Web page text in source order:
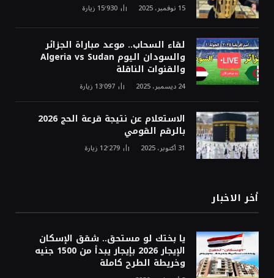
15 نوفمبر، 2025 15٬930 زيارة
لقاء السحاب.. موعد مباراة الجزائر
والسودان اليوم Algeria vs Sudan
والقنوات الناقلة
24 ديسمبر، 2025 13٬097 زيارة
الاستعلام عن نتيجة قرعة الحج 2026
بالرقم القومي
31 أكتوبر، 2025 12٬279 زيارة
أخر الاخبار
يا بختك لو مستحق.. شقق الإسكان
الإيجار 2026 بإيجار يبدأ من 1500 جنيه
وخريطة الطرح كاملة